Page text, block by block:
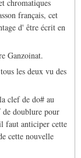
chromatiques
français, cet
d' être écrit en
Ganzoinat.
les deux vu des
clef de do# au
doublure pour
faut anticiper cette
cette nouvelle